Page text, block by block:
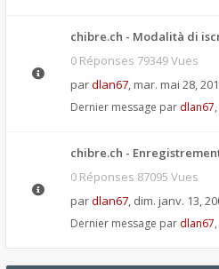
chibre.ch - Modalità di
0 Réponses 79349 Vues
pardlan67, mar. mai 28,
Dernier message par dlan67,
chibre.ch -
0 Réponses 87095 Vues
pardlan67, dim. janv. 13,
Dernier message par dlan67,